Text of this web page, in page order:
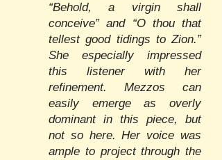
“Behold, a virgin shall
conceive” and “O thou that
tellest good tidings to Zion.”
She especially impressed
this listener with her
refinement. Mezzos can
easily emerge as overly
dominant in this piece, but
not so here. Her voice was
ample to project through the